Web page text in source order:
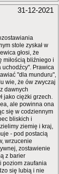
31-12-2021
stole zyskał w
głosi, że
miłością bliźniego i
uchodźcy". Prawica
"dla munduru",
wie, że ów zwyczaj
dawnych
jako ciężki grzech.
ale powinna ona
się w codziennym
bliskich i
ziemię i kraj,
- pod postacią
wrzucenie
zostawienie
z barier
poziom zaufania
się lubią i nie